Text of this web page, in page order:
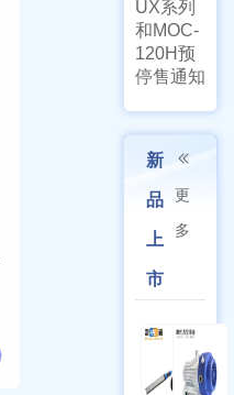
UX系列
和MOC-
120H预
停售通知
新
品
上
市
更
多